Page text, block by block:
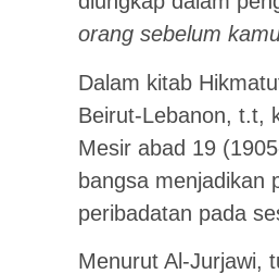
orang sebelum
Dalam kitab
Beirut-Lebanon, t.t,
Mesir abad 19
bangsa menjadikan
peribadatan pada
Menurut Al-Jurjawi,